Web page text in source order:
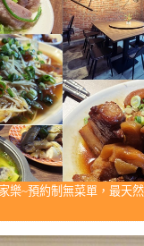
樂~預約制無菜單，最天